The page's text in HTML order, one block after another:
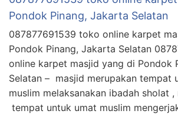
Pondok Pinang, Jakarta Selatan
087877691539 toko online karpet
Pondok Pinang, Jakarta Selatan
online karpet masjid yang di Pondok
Selatan – masjid merupakan tempat
muslim melaksanakan ibadah sholat
tempat untuk umat muslim